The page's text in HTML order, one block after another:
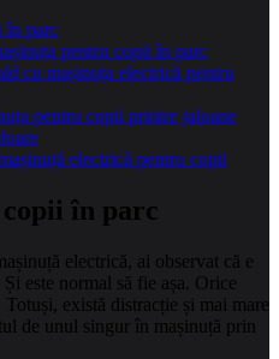
în parc
pentru copii în parc
cu mașinuța electrică pentru
pentru copii printre jaloane
electrică pentru copii
în parc
electrică, ai observat că e
este normal să fie așa. Orice
există distracție și mai mare
de unul singur în mașinuță prin